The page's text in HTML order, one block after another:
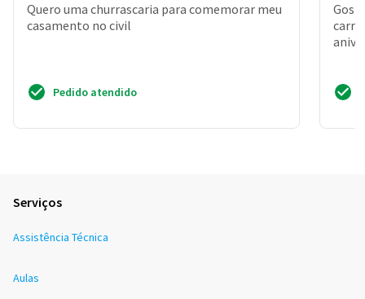
Quero uma churrascaria para comemorar meu
casamento no civil
Pedido atendido
Serviços
Assistência Técnica
Aulas